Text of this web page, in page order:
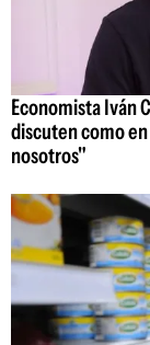
Economista Iván
discuten como
nosotros"